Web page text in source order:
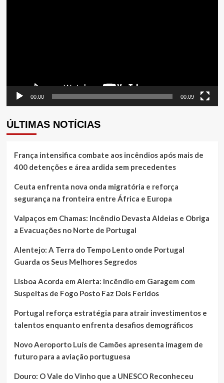
00:00 00:09
ÚLTIMAS NOTÍCIAS
França intensifica combate aos incêndios após mais de
400 detenções e área ardida sem precedentes
Ceuta enfrenta nova onda migratória e reforça
segurança na fronteira entre África e Europa
Valpaços em Chamas: Incêndio Devasta Aldeias e Obriga
a Evacuações no Norte de Portugal
Alentejo: A Terra do Tempo Lento onde Portugal
Guarda os Seus Melhores Segredos
Lisboa Acorda em Alerta: Incêndio em Garagem com
Suspeitas de Fogo Posto Faz Dois Feridos
Portugal reforça estratégia para atrair investimentos e
talentos enquanto enfrenta desafios demográficos
Novo Aeroporto Luís de Camões apresenta imagem de
futuro para a aviação portuguesa
Douro: O Vale do Vinho que a UNESCO Reconheceu